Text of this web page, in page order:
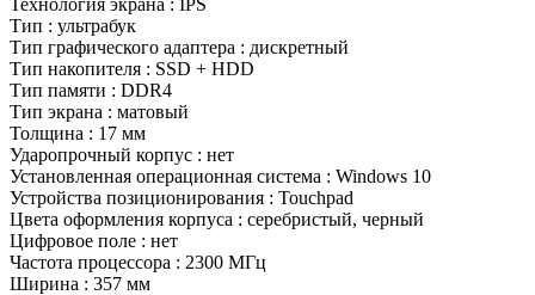
Тип : ультрабук
Тип графического адаптера : дискретный
Тип накопителя : SSD + HDD
Тип памяти : DDR4
Тип экрана : матовый
Толщина : 17 мм
Ударопрочный корпус : нет
Установленная операционная система : Windows 10
Устройства позиционирования : Touchpad
Цвета оформления корпуса : серебристый, черный
Цифровое поле : нет
Частота процессора : 2300 МГц
Ширина : 357 мм